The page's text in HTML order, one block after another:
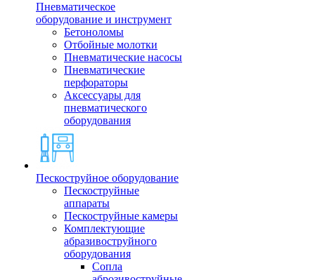
Пневматическое
оборудование и инструмент
Бетоноломы
Отбойные молотки
Пневматические насосы
Пневматические
перфораторы
Аксессуары для
пневматического
оборудования
Пескоструйное оборудование
Пескоструйные
аппараты
Пескоструйные камеры
Комплектующие
абразивоструйного
оборудования
Сопла